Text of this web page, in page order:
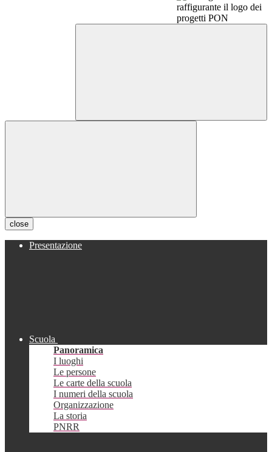
close
Presentazione
Scuola
Panoramica
I luoghi
Le persone
Le carte della scuola
I numeri della scuola
Organizzazione
La storia
PNRR